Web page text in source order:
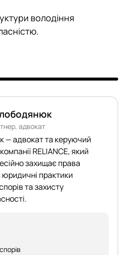
володіння
адвокат
адвокат та керуючий
RELIANCE, який
захищає права
юридичні практики
та захисту